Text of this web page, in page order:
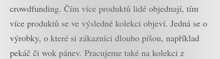
crowdfunding. Čím více produktů lidé objednají, tím
více produktů se ve výsledné kolekci objeví. Jedná se o
výrobky, o které si zákazníci dlouho píšou, například
pekáč či wok pánev. Pracujeme také na kolekci z